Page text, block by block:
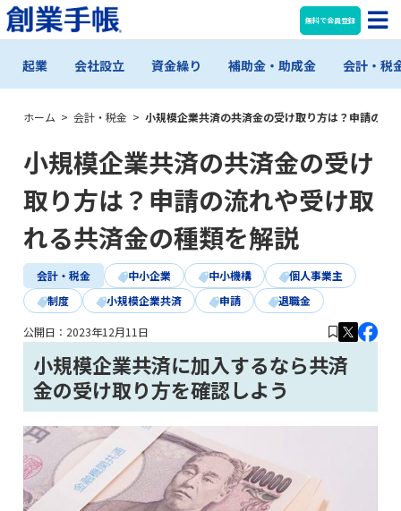
無料で会員登録
起業 会社設立 資金繰り 補助金・助成金 会計・税
ホーム > 会計・税金 > 小規模企業共済の共済金の受け取り方は？申請の流
小規模企業共済の共済金の受け
取り方は？申請の流れや受け取
れる共済金の種類を解説
会計・税金 中小企業 中小機構
個人事業主
制度
小規模企業共済 申請 退職金
公開日： 2023年12月11日
小規模企業共済に加入するなら共済
金の受け取り方を確認しよう